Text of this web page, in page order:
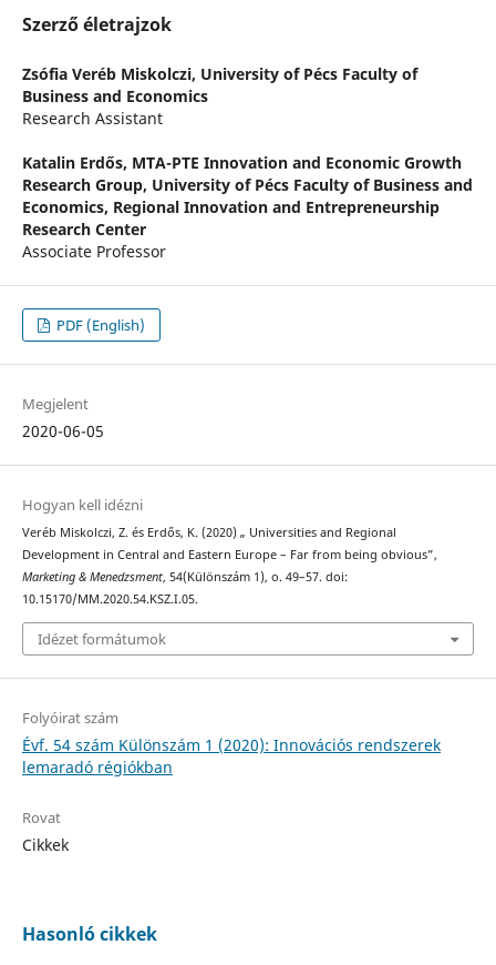
Szerző életrajzok
Zsófia Veréb Miskolczi, University of Pécs Faculty of
Business and Economics
Research Assistant
Katalin Erdős, MTA-PTE Innovation and Economic Growth
Research Group, University of Pécs Faculty of Business and
Economics, Regional Innovation and Entrepreneurship
Research Center
Associate Professor
PDF (English)
Megjelent
2020-06-05
Hogyan kell idézni
Veréb Miskolczi, Z. és Erdős, K. (2020) „ Universities and Regional
Development in Central and Eastern Europe – Far from being obvious”,
Marketing & Menedzsment, 54(Különszám 1), o. 49–57. doi:
10.15170/MM.2020.54.KSZ.I.05.
Idézet formátumok
Folyóirat szám
Évf. 54 szám Különszám 1 (2020): Innovációs rendszerek
lemaradó régiókban
Rovat
Cikkek
Hasonló cikkek